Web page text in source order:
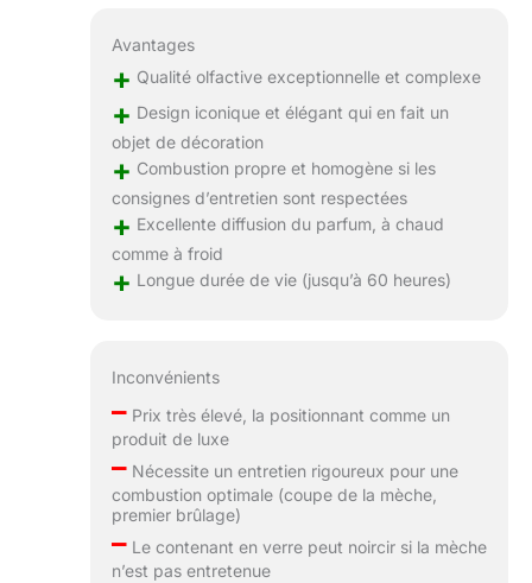
Avantages
+ Qualité olfactive exceptionnelle et complexe
+ Design iconique et élégant qui en fait un
objet de décoration
+ Combustion propre et homogène si les
consignes d’entretien sont respectées
+ Excellente diffusion du parfum, à chaud
comme à froid
+ Longue durée de vie (jusqu’à 60 heures)
Inconvénients
–Prix très élevé, la positionnant comme un
produit de luxe
–Nécessite un entretien rigoureux pour une
combustion optimale (coupe de la mèche,
premier brûlage)
–Le contenant en verre peut noircir si la mèche
n’est pas entretenue